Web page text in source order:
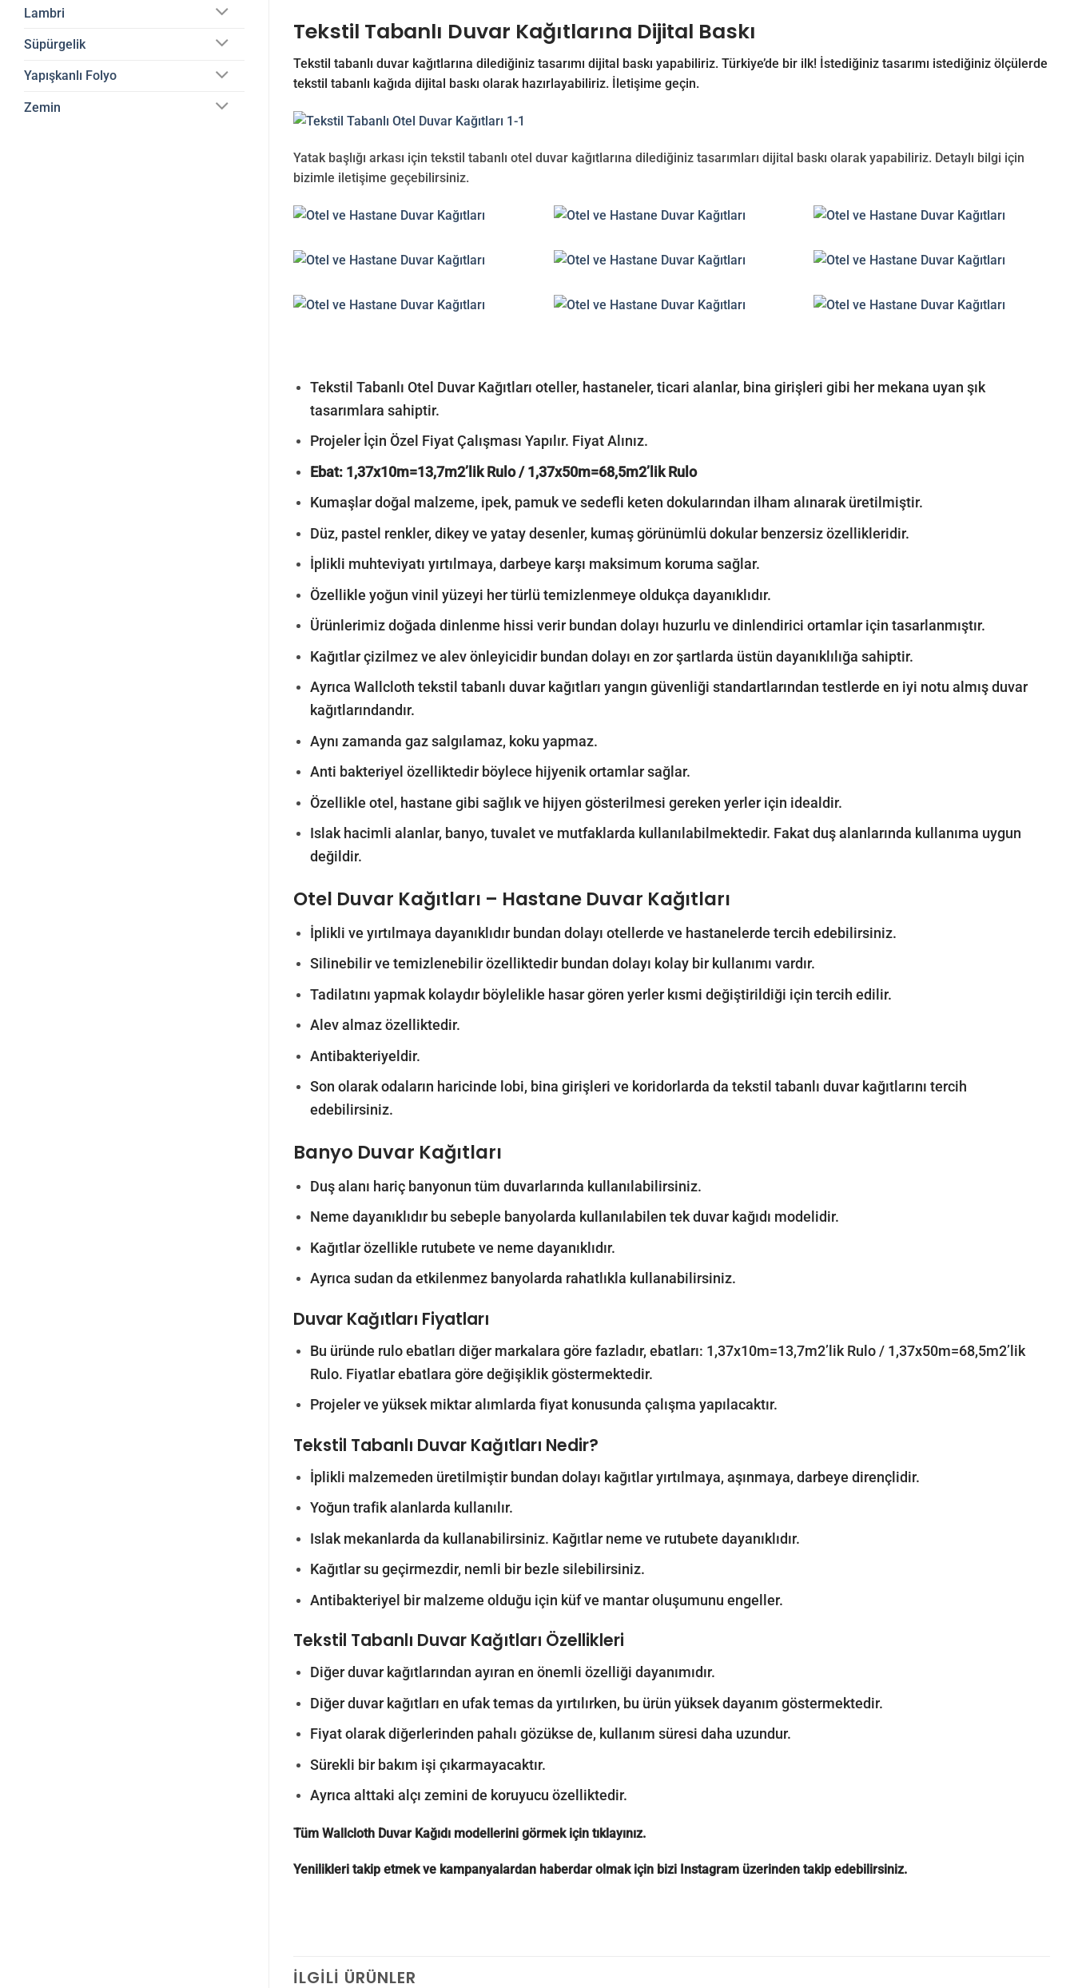
Lambri
Süpürgelik
Yapışkanlı Folyo
Zemin
Tekstil Tabanlı Duvar Kağıtlarına Dijital Baskı
Tekstil tabanlı duvar kağıtlarına dilediğiniz tasarımı dijital baskı yapabiliriz. Türkiye’de bir ilk! İstediğiniz tasarımı istediğiniz ölçülerde
tekstil tabanlı kağıda dijital baskı olarak hazırlayabiliriz.
İletişime geçin.
Yatak başlığı arkası için tekstil tabanlı otel duvar kağıtlarına dilediğiniz tasarımları dijital baskı olarak yapabiliriz. Detaylı bilgi için
bizimle iletişime geçebilirsiniz.
Tekstil Tabanlı Otel Duvar Kağıtları oteller, hastaneler, ticari alanlar, bina girişleri gibi her mekana uyan şık
tasarımlara sahiptir.
Projeler İçin Özel Fiyat Çalışması Yapılır. Fiyat Alınız.
Ebat: 1,37x10m=13,7m2’lik Rulo / 1,37x50m=68,5m2’lik Rulo
Kumaşlar doğal malzeme, ipek, pamuk ve sedefli keten dokularından ilham alınarak üretilmiştir.
Düz, pastel renkler, dikey ve yatay desenler, kumaş görünümlü dokular benzersiz özellikleridir.
İplikli muhteviyatı yırtılmaya, darbeye karşı maksimum koruma sağlar.
Özellikle yoğun vinil yüzeyi her türlü temizlenmeye oldukça dayanıklıdır.
Ürünlerimiz doğada dinlenme hissi verir bundan dolayı huzurlu ve dinlendirici ortamlar için tasarlanmıştır.
Kağıtlar çizilmez ve alev önleyicidir bundan dolayı en zor şartlarda üstün dayanıklılığa sahiptir.
Ayrıca Wallcloth tekstil tabanlı duvar kağıtları yangın güvenliği standartlarından testlerde en iyi notu almış duvar
kağıtlarındandır.
Aynı zamanda gaz salgılamaz, koku yapmaz.
Anti bakteriyel özelliktedir böylece hijyenik ortamlar sağlar.
Özellikle otel, hastane gibi sağlık ve hijyen gösterilmesi gereken yerler için idealdir.
Islak hacimli alanlar, banyo, tuvalet ve mutfaklarda kullanılabilmektedir. Fakat duş alanlarında kullanıma uygun
değildir.
Otel Duvar Kağıtları – Hastane Duvar Kağıtları
İplikli ve yırtılmaya dayanıklıdır bundan dolayı otellerde ve hastanelerde tercih edebilirsiniz.
Silinebilir ve temizlenebilir özelliktedir bundan dolayı kolay bir kullanımı vardır.
Tadilatını yapmak kolaydır böylelikle hasar gören yerler kısmi değiştirildiği için tercih edilir.
Alev almaz özelliktedir.
Antibakteriyeldir.
Son olarak odaların haricinde lobi, bina girişleri ve koridorlarda da tekstil tabanlı duvar kağıtlarını tercih
edebilirsiniz.
Banyo Duvar Kağıtları
Duş alanı hariç banyonun tüm duvarlarında kullanılabilirsiniz.
Neme dayanıklıdır bu sebeple banyolarda kullanılabilen tek duvar kağıdı modelidir.
Kağıtlar özellikle rutubete ve neme dayanıklıdır.
Ayrıca sudan da etkilenmez banyolarda rahatlıkla kullanabilirsiniz.
Duvar Kağıtları Fiyatları
Bu üründe rulo ebatları diğer markalara göre fazladır, ebatları: 1,37x10m=13,7m2’lik Rulo / 1,37x50m=68,5m2’lik
Rulo. Fiyatlar ebatlara göre değişiklik göstermektedir.
Projeler ve yüksek miktar alımlarda fiyat konusunda çalışma yapılacaktır.
Tekstil Tabanlı Duvar Kağıtları Nedir?
İplikli malzemeden üretilmiştir bundan dolayı kağıtlar yırtılmaya, aşınmaya, darbeye dirençlidir.
Yoğun trafik alanlarda kullanılır.
Islak mekanlarda da kullanabilirsiniz. Kağıtlar neme ve rutubete dayanıklıdır.
Kağıtlar su geçirmezdir, nemli bir bezle silebilirsiniz.
Antibakteriyel bir malzeme olduğu için küf ve mantar oluşumunu engeller.
Tekstil Tabanlı Duvar Kağıtları Özellikleri
Diğer duvar kağıtlarından ayıran en önemli özelliği dayanımıdır.
Diğer duvar kağıtları en ufak temas da yırtılırken, bu ürün yüksek dayanım göstermektedir.
Fiyat olarak diğerlerinden pahalı gözükse de, kullanım süresi daha uzundur.
Sürekli bir bakım işi çıkarmayacaktır.
Ayrıca alttaki alçı zemini de koruyucu özelliktedir.
Tüm Wallcloth Duvar Kağıdı modellerini görmek için tıklayınız.
Yenilikleri takip etmek ve kampanyalardan haberdar olmak için bizi Instagram üzerinden takip edebilirsiniz.
İLGILI ÜRÜNLER